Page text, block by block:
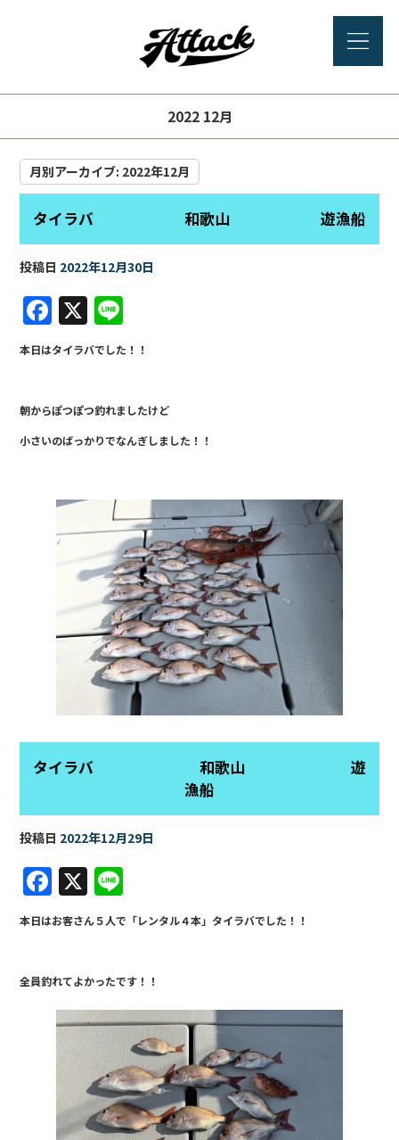
2022 12月
月別アーカイブ: 2022年12月
タイラバ 和歌山 遊漁船
投稿日 2022年12月30日
F
a
c
e
b
o
k
X
n
e
本日はタイラバでした！！
朝からぽつぽつ釣れましたけど
小さいのばっかりでなんぎしました！！
タイラバ 和歌山 遊
漁船
投稿日 2022年12月29日
F
a
c
e
b
o
o
k
X
n
e
本日はお客さん５人で「レンタル４本」タイラバでした！！
全員釣れてよかったです！！